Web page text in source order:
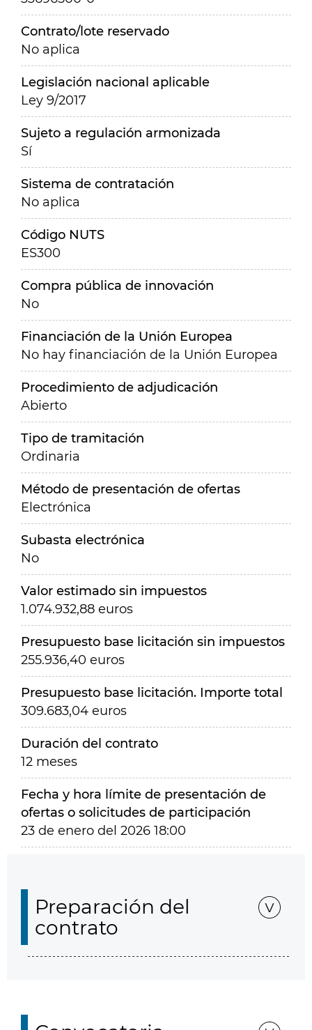
Contrato/lote reservado
No aplica
Legislación nacional aplicable
Ley 9/2017
Sujeto a regulación armonizada
Sí
Sistema de contratación
No aplica
Código NUTS
ES300
Compra pública de innovación
No
Financiación de la Unión Europea
No hay financiación de la Unión Europea
Procedimiento de adjudicación
Abierto
Tipo de tramitación
Ordinaria
Método de presentación de ofertas
Electrónica
Subasta electrónica
No
Valor estimado sin impuestos
1.074.932,88 euros
Presupuesto base licitación sin impuestos
255.936,40 euros
Presupuesto base licitación. Importe total
309.683,04 euros
Duración del contrato
12 meses
Fecha y hora límite de presentación de
ofertas o solicitudes de participación
23 de enero del 2026 18:00
Preparación del
contrato